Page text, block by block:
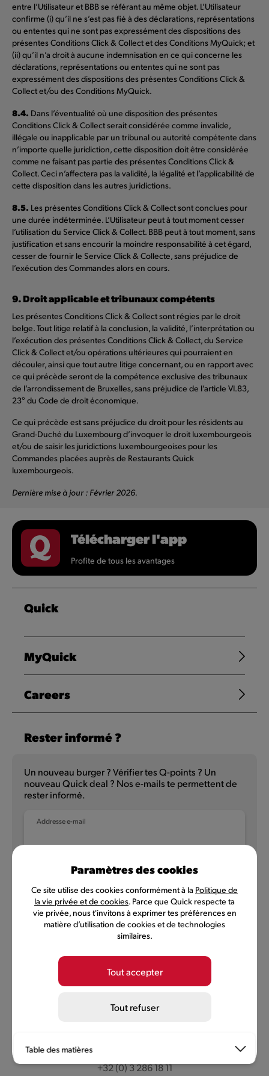
entre l’Utilisateur et BBB se référant au même objet. L’Utilisateur
confirme (i) qu’il ne s’est pas fié à des déclarations, représentations
ou ententes qui ne sont pas expressément des dispositions des
présentes Conditions Click & Collect et des Conditions MyQuick; et
(ii) qu’il n’a droit à aucune indemnisation en ce qui concerne les
déclarations, représentations ou ententes qui ne sont pas
expressément des dispositions des présentes Conditions Click &
Collect et/ou des Conditions MyQuick.
8.4. Dans l’éventualité où une disposition des présentes
Conditions Click & Collect serait considérée comme invalide,
illégale ou inapplicable par un tribunal ou autorité compétente dans
n’importe quelle juridiction, cette disposition doit être considérée
comme ne faisant pas partie des présentes Conditions Click &
Collect. Ceci n’affectera pas la validité, la légalité et l’applicabilité de
cette disposition dans les autres juridictions.
8.5. Les présentes Conditions Click & Collect sont conclues pour
une durée indéterminée. L’Utilisateur peut à tout moment cesser
l’utilisation du Service Click & Collect. BBB peut à tout moment, sans
justification et sans encourir la moindre responsabilité à cet égard,
cesser de fournir le Service Click & Collecte, sans préjudice de
l’exécution des Commandes alors en cours.
9. Droit applicable et tribunaux compétents
Les présentes Conditions Click & Collect sont régies par le droit
belge. Tout litige relatif à la conclusion, la validité, l’interprétation ou
l’exécution des présentes Conditions Click & Collect, du Service
Click & Collect et/ou opérations ultérieures qui pourraient en
découler, ainsi que tout autre litige concernant, ou en rapport avec
ce qui précède seront de la compétence exclusive des tribunaux
de l’arrondissement de Bruxelles, sans préjudice de l’article VI.83,
23° du Code de droit économique.
Ce qui précède est sans préjudice du droit pour les résidents au
Grand-Duché du Luxembourg d’invoquer le droit luxembourgeois
et/ou de saisir les juridictions luxembourgeoises pour les
Commandes placées auprès de Restaurants Quick
luxembourgeois.
Dernière mise à jour : Février 2026.
Table des matières
Conditions Particulières d’Utilisation de l’application mobile
« MyQuick » QUICK – BURGER BRANDS BELGIUM
Télécharger l'app
Profite de tous les avantages
Quick
MyQuick
Careers
Rester informé ?
Un nouveau burger ? Vérifier tes Q-points ? Un
nouveau Quick deal ? Nos e-mails te permettent de
rester informé.
Addresse e-mail
NL
Politique de confidentialité
Conditions d'utilisation
Burger Brands Belgium SA, siège social: Sneeuwbeslaan 20/09,
2610 Wilrijk, numéro BCE 0460.954.490
+32 (0) 3 286 18 11
Paramètres des cookies
Ce site utilise des cookies conformément à la Politique de
la vie privée et de cookies. Parce que Quick respecte ta
vie privée, nous t'invitons à exprimer tes préférences en
matière d’utilisation de cookies et de technologies
similaires.
Tout accepter
Tout refuser